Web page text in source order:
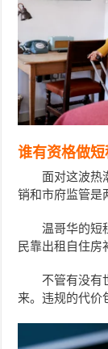
谁有资格做短
面对这波热
销和市府监管是
温哥华的短
民靠出租自住房
不管有没有
来。违规的代价